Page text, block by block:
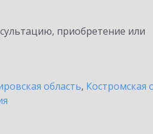
приобретение или
область, Костромская